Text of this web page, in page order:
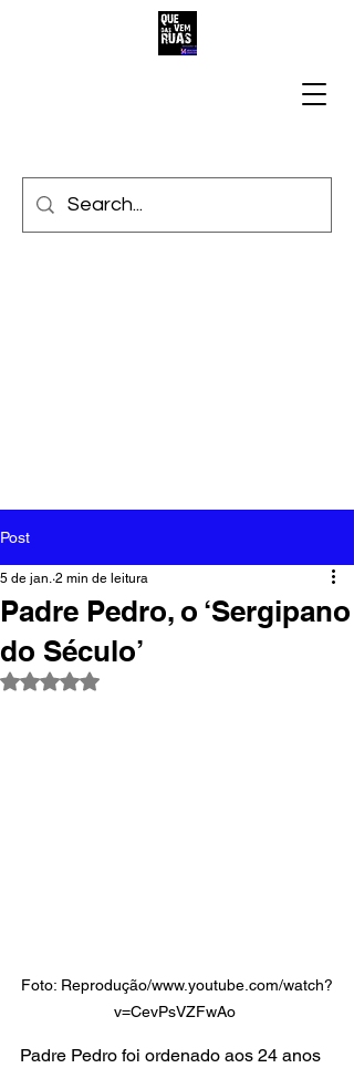
Post
Padre Pedro, o ‘Sergipano
do Século’
5 de jan. 2 min de leitura
Avaliado com NaN de 5 estrelas.
Foto: Reprodução/www.youtube.com/watch?
v=CevPsVZFwAo
Padre Pedro foi ordenado aos 24 anos